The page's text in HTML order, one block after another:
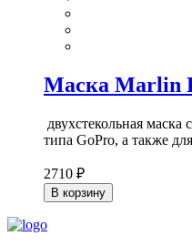
Маска Marlin
двухстекольная
типа GoPro, а также
2710 ₽
В корзину